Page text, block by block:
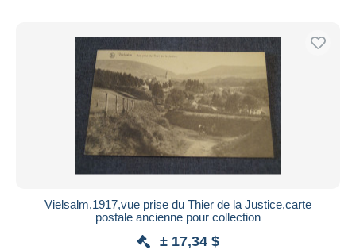
Vielsalm,1917,vue prise du Thier de la Justice,carte
postale ancienne pour collection
± 17,34 $